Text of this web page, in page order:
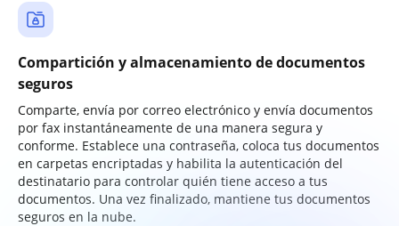
Compartición y almacenamiento de documentos
seguros
Comparte, envía por correo electrónico y envía documentos
por fax instantáneamente de una manera segura y
conforme. Establece una contraseña, coloca tus documentos
en carpetas encriptadas y habilita la autenticación del
destinatario para controlar quién tiene acceso a tus
documentos. Una vez finalizado, mantiene tus documentos
seguros en la nube.